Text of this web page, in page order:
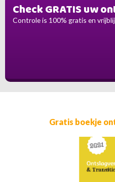
Check GRATIS uw
Controle is 100% gratis en
Gratis boekje